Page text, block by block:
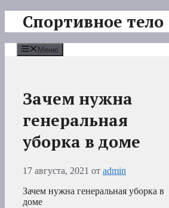
ПерейтиСпортивное тело
Меню
Зачем нужна
генеральная
уборка в доме
17 августа, 2021 от admin
Зачем нужна генеральная уборка в
доме